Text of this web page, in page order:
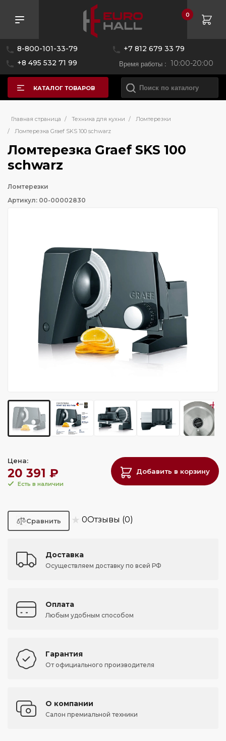
8-800-101-33-79
+7 812 679 33 79
+8 495 532 71 99
Время работы : 10:00-20:00
0
КАТАЛОГ ТОВАРОВ
Главная страница / Техника для кухни /
Ломтерезки
/
Ломтерезка Graef SKS 100 schwarz
Ломтерезка Graef SKS 100
schwarz
Ломтерезки
Артикул: 00-00002830
Цена:
20 391 ₽
Есть в наличии
Добавить в корзину
★ 0Отзывы (0)
Доставка
Осуществляем доставку по всей РФ
Оплата
Любым удобным способом
Гарантия
От официального производителя
О компании
Салон премиальной техники